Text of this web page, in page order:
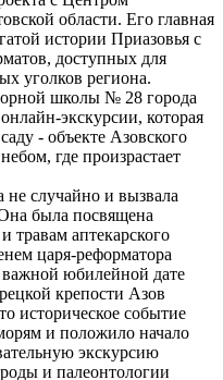
области. Его главная
истории Приазовья с
доступных для
уголков региона.
школы № 28 города
экскурсии, которая
- объекте Азовского
где произрастает
случайно и вызвала
была посвящена
травам аптекарского
царя-реформатора
юбилейной дате
крепости Азов
историческое событие
и положило начало
экскурсию
и палеонтологии